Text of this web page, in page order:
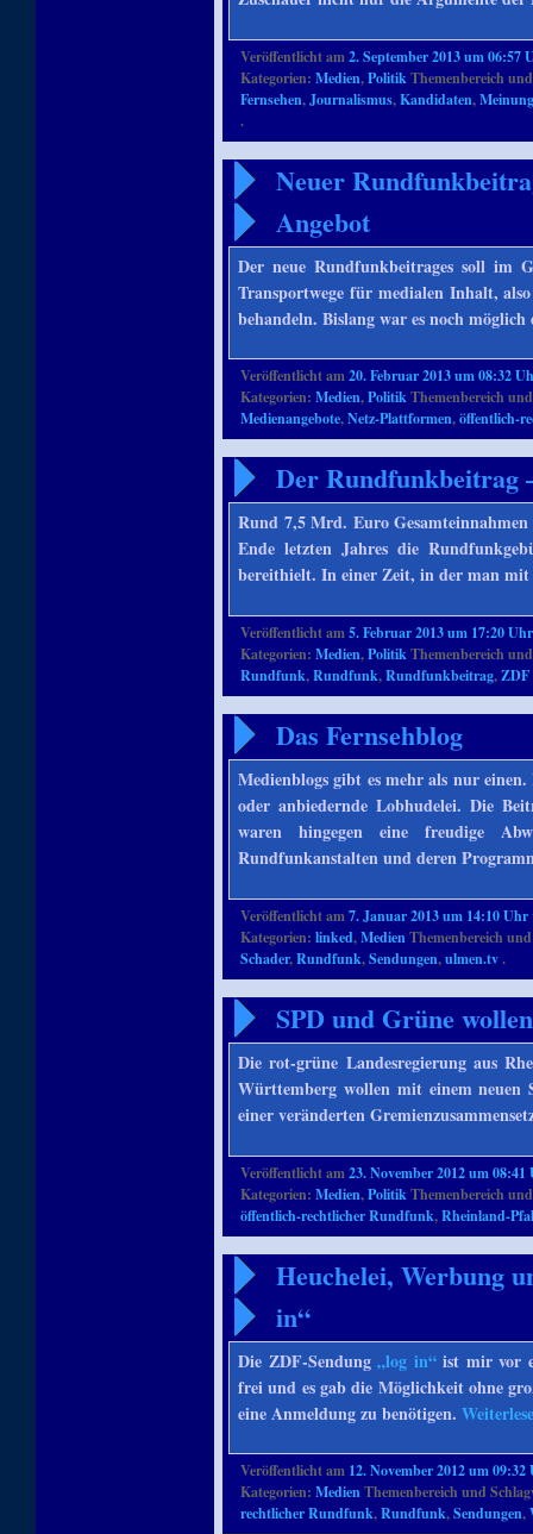
Veröffentlicht am2. September 2013 um 06:57
Kategorien:Medien,PolitikThemenbereich
Fernsehen,Journalismus,Kandidaten,
.
Neuer
Angebot
Der neue Rundfunkbeitrages soll im
Transportwege für medialen Inhalt,
behandeln. Bislang war es noch
Veröffentlicht am20. Februar 2013 um 08:32
Kategorien:Medien,PolitikThemenbereich
Medienangebote,Netz-Plattformen,öffentlich-
Der Rundfunkbeitrag
Rund 7,5 Mrd. Euro
Ende letzten Jahres die
bereithielt. In einer Zeit, in der man mit
Veröffentlicht am5. Februar 2013 um 17:20 Uhr
Kategorien:Medien,PolitikThemenbereich
Rundfunk,Rundfunk,Rundfunkbeitrag,ZDF
Das Fernsehblog
Medienblogs gibt es mehr als nur
oder anbiedernde Lobhudelei. Die
waren hingegen eine freudige
Rundfunkanstalten und deren
Veröffentlicht am7. Januar 2013 um 14:10 Uhr
Kategorien:linked,MedienThemenbereich
Schader,Rundfunk,Sendungen,ulmen.tv.
SPD und Grüne
Die rot-grüne Landesregierung aus
Württemberg wollen mit einem neuen
einer veränderten
Veröffentlicht am23. November 2012 um 08:41
Kategorien:Medien,PolitikThemenbereich
öffentlich-rechtlicher Rundfunk,Rheinland-
Heuchelei, Werbung
in“
Die ZDF-Sendung„log in“ist mir vor
frei und es gab die Möglichkeit ohne
eine Anmeldung zu benötigen.
Veröffentlicht am 12. November 2012 um 09:32
Kategorien:MedienThemenbereich und
rechtlicher Rundfunk,Rundfunk,Sendungen,